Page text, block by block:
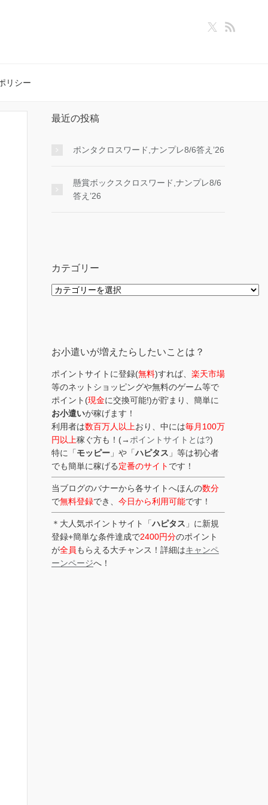
リシー
最近の投稿
ポンタクロスワード,ナンプレ8/6答え’26
懸賞ボックスクロスワード,ナンプレ8/6
答え’26
カテゴリー
カ
お小遣いが増えたらしたいことは？
ポイントサイトに登録(無料)すれば、 楽天市場
等のネットショッピングや無料のゲーム等で
ポイント(現金に交換可能!)が貯まり、簡単に
お小遣いが稼げます！
利用者は数百万人以上おり、中には毎月100万
円以上稼ぐ方も！(→ ポイントサイトとは?)
特に「モッピー 」や「ハピタス 」等は初心者
でも簡単に稼げる定番のサイト です！
当ブログのバナーから各サイトへほんの数分
で無料登録でき、 今日から利用可能です！
＊大人気ポイントサイト「ハピタス 」に新規
登録+簡単な条件達成で2400円分のポイント
が全員 もらえる大チャンス！詳細はキャンペ
ーンページへ！